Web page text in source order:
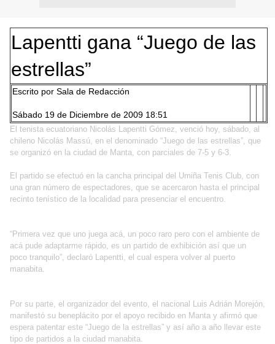
Lapentti gana “Juego de las
estrellas”
Escrito por Sala de Redacción
Sábado 19 de Diciembre de 2009 18:51
El tenista ecuatoriano Nicolás Lapentti Gómez, venció hoy, sábado, al
chileno Nicolás Massú, en el denominado “Juego de las estrellas”, que
se organizó en la ciudad de Manta, con parciales de 7-5 y 6-3.
El partido se efectuó en la cancha principal del Umiña Tenis Club, con
una gran número de espectadores, que se acercaron hasta el principal
recinto tenístico de la localidad para presenciar el encuentro.
“Primera vez que uno juega acá, un poco raro pero con el ambiente de
acá pude adaptarme rápido, es un partido de exhibición así que un
poco tranquilo”, declaró Lapentti, el cual espera volver al puerto
manabita.
Por su parte, el organizador del evento, el nacional Luis Adrián Morejón,
manifestó su beneplácito por el apoyo recibido en Manta y afirmó que
espera patentar este “Juego de la estrellas” y así año a año llevar este
tipo de partidos a la ciudad manabita.